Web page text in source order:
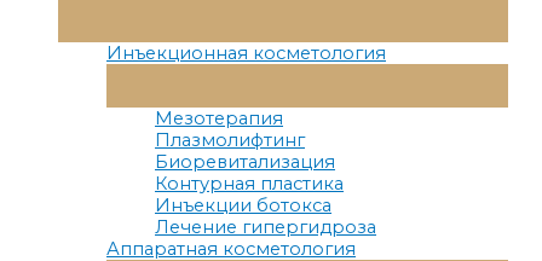
Меню
Инъекционная косметология
Меню
Мезотерапия
Плазмолифтинг
Биоревитализация
Контурная пластика
Инъекции ботокса
Лечение гипергидроза
Аппаратная косметология